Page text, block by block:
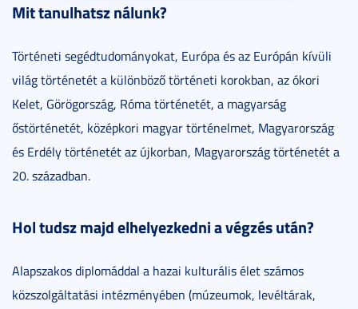
Mit tanulhatsz nálunk?
Történeti segédtudományokat, Európa és az Európán kívüli
világ történetét a különböző történeti korokban, az ókori
Kelet, Görögország, Róma történetét, a magyarság
őstörténetét, középkori magyar történelmet, Magyarország
és Erdély történetét az újkorban, Magyarország történetét a
20. században.
Hol tudsz majd elhelyezkedni a végzés után?
Alapszakos diplomáddal a hazai kulturális élet számos
közszolgáltatási intézményében (múzeumok, levéltárak,